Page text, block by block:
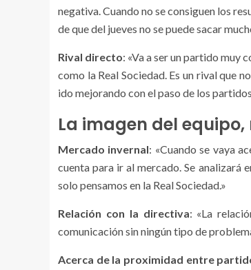
negativa. Cuando no se consiguen los
de que del jueves no se puede sacar
Rival directo: «Va a ser un partido muy
como la Real Sociedad. Es un rival que
ido mejorando con el paso de los
La imagen del
Mercado invernal: «Cuando se vaya
cuenta para ir al mercado. Se analizará
solo pensamos en la Real Sociedad.»
Relación con la directiva: «La
comunicación sin ningún tipo de
Acerca de la proximidad entre